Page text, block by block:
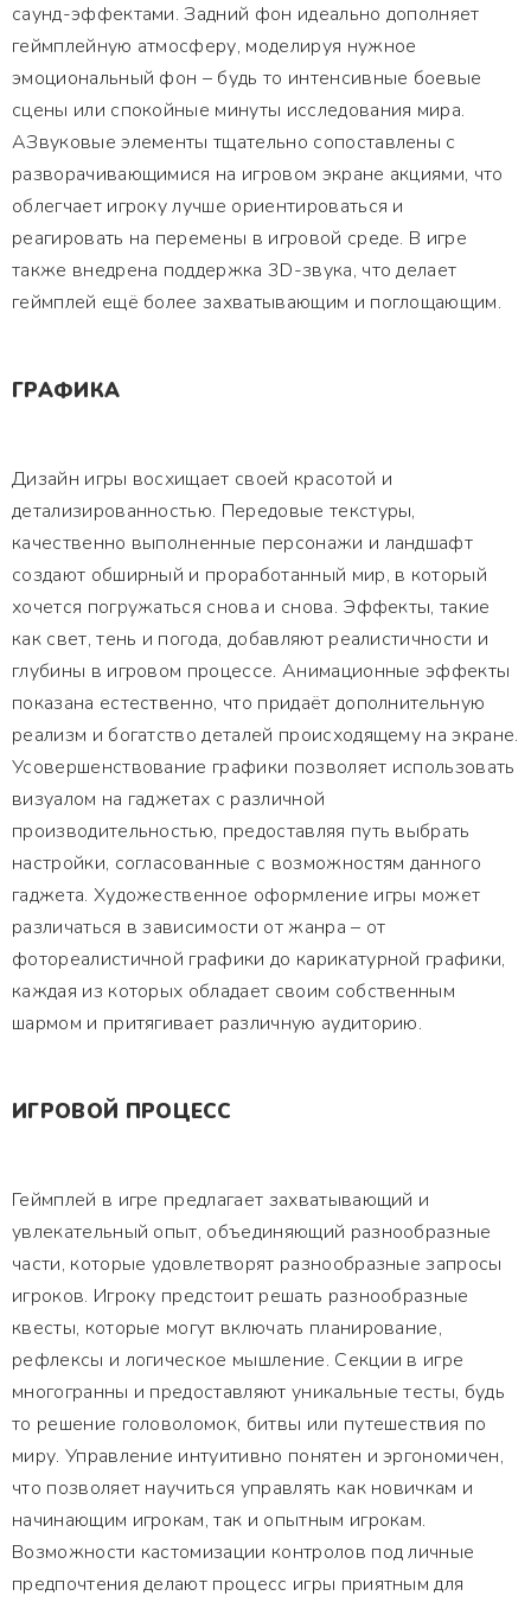
саунд-эффектами. Задний фон идеально дополняет
геймплейную атмосферу, моделируя нужное
эмоциональный фон – будь то интенсивные боевые
сцены или спокойные минуты исследования мира.
АЗвуковые элементы тщательно сопоставлены с
разворачивающимися на игровом экране акциями, что
облегчает игроку лучше ориентироваться и
реагировать на перемены в игровой среде. В игре
также внедрена поддержка 3D-звука, что делает
геймплей ещё более захватывающим и поглощающим.
ГРАФИКА
Дизайн игры восхищает своей красотой и
детализированностью. Передовые текстуры,
качественно выполненные персонажи и ландшафт
создают обширный и проработанный мир, в который
хочется погружаться снова и снова. Эффекты, такие
как свет, тень и погода, добавляют реалистичности и
глубины в игровом процессе. Анимационные эффекты
показана естественно, что придаёт дополнительную
реализм и богатство деталей происходящему на экране.
Усовершенствование графики позволяет использовать
визуалом на гаджетах с различной
производительностью, предоставляя путь выбрать
настройки, согласованные с возможностям данного
гаджета. Художественное оформление игры может
различаться в зависимости от жанра – от
фотореалистичной графики до карикатурной графики,
каждая из которых обладает своим собственным
шармом и притягивает различную аудиторию.
ИГРОВОЙ ПРОЦЕСС
Геймплей в игре предлагает захватывающий и
увлекательный опыт, объединяющий разнообразные
части, которые удовлетворят разнообразные запросы
игроков. Игроку предстоит решать разнообразные
квесты, которые могут включать планирование,
рефлексы и логическое мышление. Секции в игре
многогранны и предоставляют уникальные тесты, будь
то решение головоломок, битвы или путешествия по
миру. Управление интуитивно понятен и эргономичен,
что позволяет научиться управлять как новичкам и
начинающим игрокам, так и опытным игрокам.
Возможности кастомизации контролов под личные
предпочтения делают процесс игры приятным для